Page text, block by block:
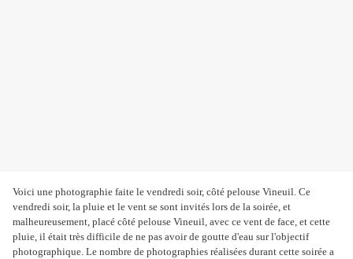
Voici une photographie faite le vendredi soir, côté pelouse Vineuil. Ce
vendredi soir, la pluie et le vent se sont invités lors de la soirée, et
malheureusement, placé côté pelouse Vineuil, avec ce vent de face, et cette
pluie, il était très difficile de ne pas avoir de goutte d'eau sur l'objectif
photographique. Le nombre de photographies réalisées durant cette soirée a